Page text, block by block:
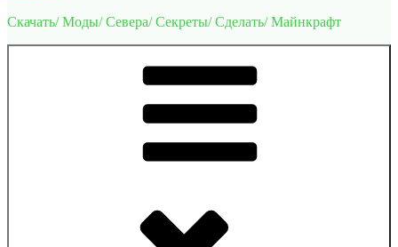
Скачать/ Моды/ Севера/ Секреты/ Сделать/ Майнкрафт